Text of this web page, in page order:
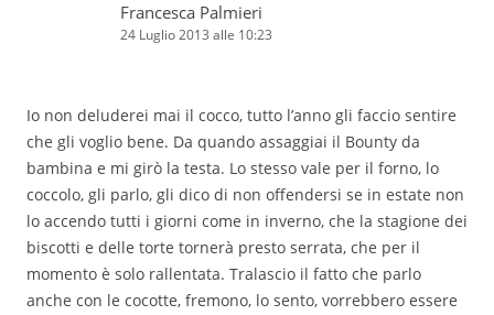
Francesca Palmieri
24 Luglio 2013 alle 10:23
Io non deluderei mai il cocco, tutto l’anno gli faccio sentire
che gli voglio bene. Da quando assaggiai il Bounty da
bambina e mi girò la testa. Lo stesso vale per il forno, lo
coccolo, gli parlo, gli dico di non offendersi se in estate non
lo accendo tutti i giorni come in inverno, che la stagione dei
biscotti e delle torte tornerà presto serrata, che per il
momento è solo rallentata. Tralascio il fatto che parlo
anche con le cocotte, fremono, lo sento, vorrebbero essere